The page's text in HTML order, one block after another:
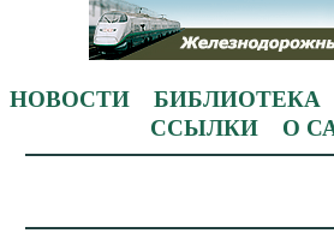
НОВОСТИ БИБЛИОТЕКА
ССЫЛКИ
О